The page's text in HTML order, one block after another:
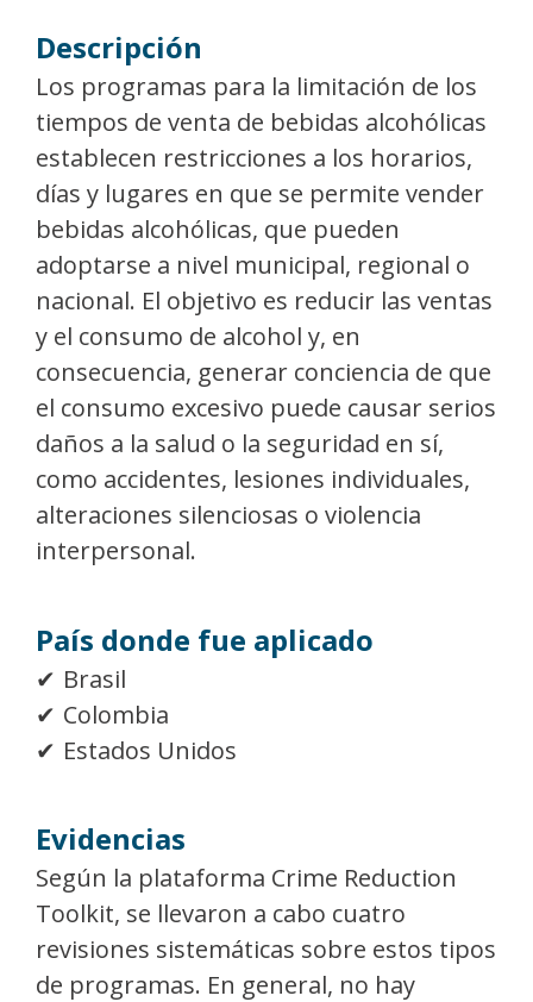
Descripción
Los programas para la limitación de los
tiempos de venta de bebidas alcohólicas
establecen restricciones a los horarios,
días y lugares en que se permite vender
bebidas alcohólicas, que pueden
adoptarse a nivel municipal, regional o
nacional. El objetivo es reducir las ventas
y el consumo de alcohol y, en
consecuencia, generar conciencia de que
el consumo excesivo puede causar serios
daños a la salud o la seguridad en sí,
como accidentes, lesiones individuales,
alteraciones silenciosas o violencia
interpersonal.
País donde fue aplicado
Brasil
Colombia
Estados Unidos
Evidencias
Según la plataforma Crime Reduction
Toolkit, se llevaron a cabo cuatro
revisiones sistemáticas sobre estos tipos
de programas. En general, no hay